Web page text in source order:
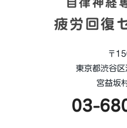
自律神経
疲労回復
〒
東京都渋谷
宮益坂
03-